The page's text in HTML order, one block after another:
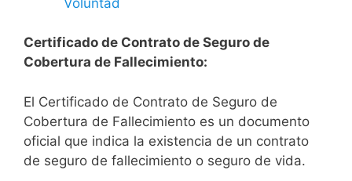
Certificado de Contrato de Seguro de
Cobertura de Fallecimiento:
El Certificado de Contrato de Seguro de
Cobertura de Fallecimiento es un documento
oficial que indica la existencia de un contrato
de seguro de fallecimiento o seguro de vida.